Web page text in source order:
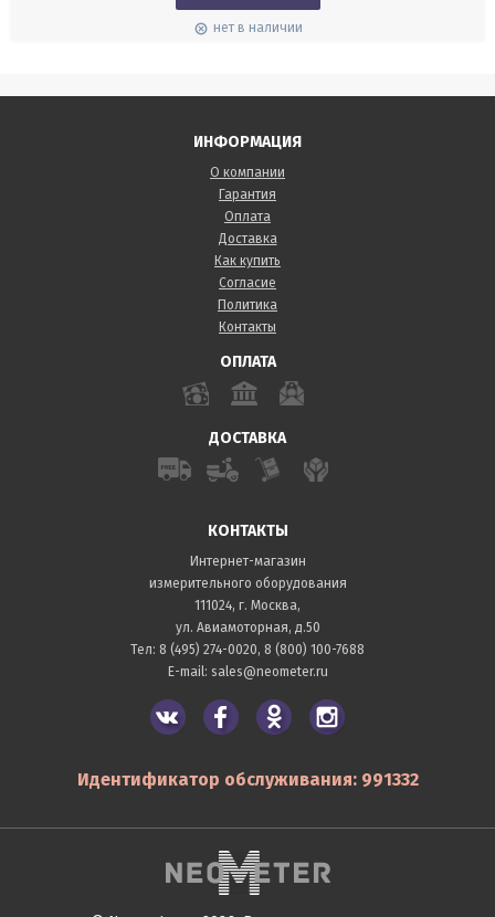
нет в наличии
ИНФОРМАЦИЯ
О компании
Гарантия
Оплата
Доставка
Как купить
Согласие
Политика
Контакты
ОПЛАТА
ДОСТАВКА
КОНТАКТЫ
Интернет-магазин
измерительного оборудования
111024, г. Москва,
ул. Авиамоторная, д.50
Тел: 8 (495) 274-0020, 8 (800) 100-7688
E-mail: sales@neometer.ru
Идентификатор обслуживания: 991332